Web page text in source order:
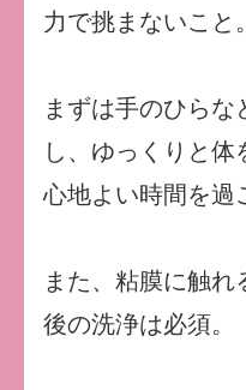
力で挑まないこと。
まずは手のひら
し、ゆっくりと体
心地よい時間を過
また、粘膜に触
後の洗浄は必須。